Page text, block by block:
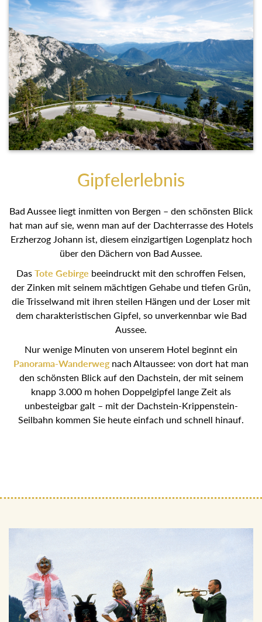
Gipfelerlebnis
Bad Aussee liegt inmitten von Bergen – den schönsten Blick
hat man auf sie, wenn man auf der Dachterrasse des Hotels
Erzherzog Johann ist, diesem einzigartigen Logenplatz hoch
über den Dächern von Bad Aussee.
Das Tote Gebirge beeindruckt mit den schroffen Felsen,
der Zinken mit seinem mächtigen Gehabe und tiefen Grün,
die Trisselwand mit ihren steilen Hängen und der Loser mit
dem charakteristischen Gipfel, so unverkennbar wie Bad
Aussee.
Nur wenige Minuten von unserem Hotel beginnt ein
Panorama-Wanderwegnach Altaussee: von dort hat man
den schönsten Blick auf den Dachstein, der mit seinem
knapp 3.000 m hohen Doppelgipfel lange Zeit als
unbesteigbar galt – mit der Dachstein-Krippenstein-
Seilbahn kommen Sie heute einfach und schnell hinauf.